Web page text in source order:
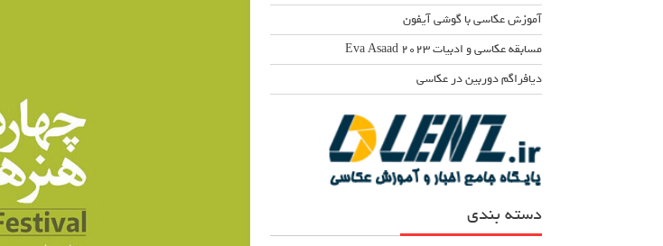
آموزش عکاسی با گوشی آیفون
مسابقه عکاسی و ادبیات Eva Asaad ۲۰۲۳
دیافراگم دوربین در عکاسی
دسته بندی